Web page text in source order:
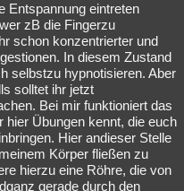
Entspannung eintreten
zB die Fingerzu
schon konzentrierter und
In diesem Zustand
selbstzu hypnotisieren. Aber
solltet ihr jetzt
Bei mir funktioniert das
hier Übungen kennt, die euch
Hier andieser Stelle
Körper fließen zu
hierzu eine Röhre, die von
gerade durch den